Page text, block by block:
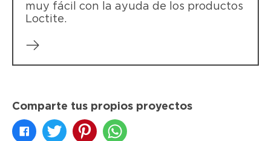
muy fácil con la ayuda de los productos
Loctite.
Comparte tus propios proyectos